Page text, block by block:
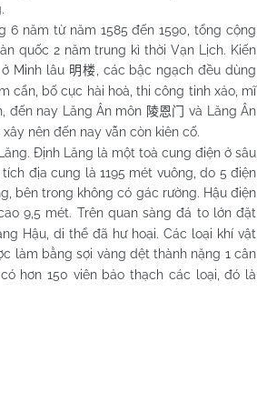
6 năm từ năm 1585 đến 1590, tổng cộng
quốc 2 năm trung kì thời Vạn Lịch. Kiến
ở Minh lâu 明楼 , các bậc ngạch đều dùng
cẩn, bố cục hài hoà, thi công tinh xảo, mĩ
đến nay Lăng Ân môn 陵恩门
và Lăng Ân
nên đến nay vẫn còn kiên cố.
Định Lăng là một toà cung điện ở sâu
địa cung là 1195 mét vuông, do 5 điện
bên trong không có gác rường. Hậu điện
9,5 mét. Trên quan sàng đá to lớn đặt
Hậu, di thể đã hư hoại. Các loại khí vật
làm bằng sợi vàng dệt thành nặng 1 cân
hơn 150 viên bảo thạch các loại, đó là